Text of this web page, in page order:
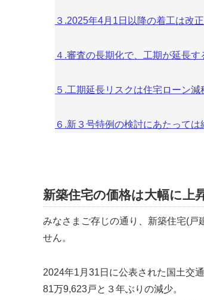
３.2025年4月1日以降の着工は改
４.審査の長期化で、工期が延長す
５.工期延長リスクは住宅ローン減
６.新３号特例の検討にあたって
新築住宅の価格は大幅に上
みなさまご存じの通り、新築住宅(戸
せん。
2024年1月31日に公表された国土交
81万9,623戸と３年ぶりの減少。